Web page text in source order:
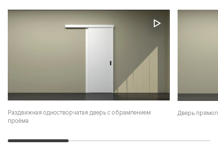
Раздвижная одностворчатая дверь с обрамлением
проёма
Дверь